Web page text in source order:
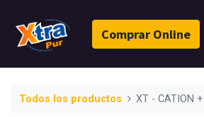
Comprar Online
Todos los productos XT - CATION